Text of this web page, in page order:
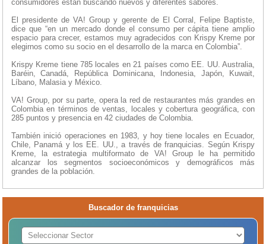
consumidores están buscando nuevos y diferentes sabores.
El presidente de VA! Group y gerente de El Corral, Felipe Baptiste,
dice que “en un mercado donde el consumo per cápita tiene amplio
espacio para crecer, estamos muy agradecidos con Krispy Kreme por
elegirnos como su socio en el desarrollo de la marca en Colombia”.
Krispy Kreme tiene 785 locales en 21 países como EE. UU. Australia,
Baréin, Canadá, República Dominicana, Indonesia, Japón, Kuwait,
Líbano, Malasia y México.
VA! Group, por su parte, opera la red de restaurantes más grandes en
Colombia en términos de ventas, locales y cobertura geográfica, con
285 puntos y presencia en 42 ciudades de Colombia.
También inició operaciones en 1983, y hoy tiene locales en Ecuador,
Chile, Panamá y los EE. UU., a través de franquicias. Según Krispy
Kreme, la estrategia multiformato de VA! Group le ha permitido
alcanzar los segmentos socioeconómicos y demográficos más
grandes de la población.
Buscador de franquicias